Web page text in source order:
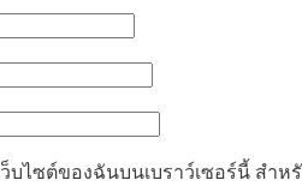
บไซต์ของฉันบนเบราว์เซอร์นี้ สำห